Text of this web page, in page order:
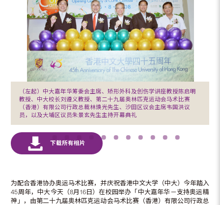
（左起）中大嘉年华筹委会主席、矫形外科及创伤学讲座教授陈启明
教授、中大校长刘遵义教授、第二十九届奥林匹克运动会马术比赛
（香港）有限公司行政总裁林焕光先生、沙田区议会主席韦国洪议
员，以及大埔区议员朱景玄先生主持开幕典礼
为配合香港协办奥运马术比赛，并庆祝香港中文大学（中大）今年踏入
45周年，中大今天（8月16日）在校园举办「中大嘉年华－支持奥运精
神」，由第二十九届奥林匹克运动会马术比赛（香港）有限公司行政总